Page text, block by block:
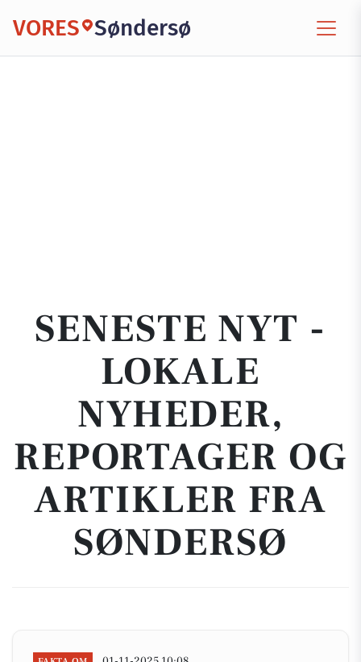
VORES Søndersø
SENESTE NYT -
LOKALE
NYHEDER,
REPORTAGER OG
ARTIKLER FRA
SØNDERSØ